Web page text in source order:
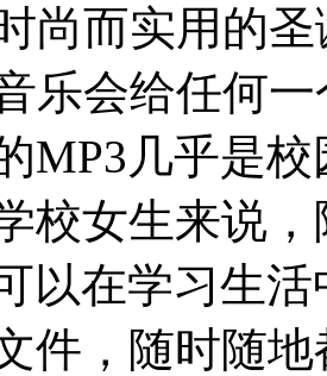
尚而实用的圣
乐会给任何一
MP3几乎是
校女生来说
以在学习生
件，随时随